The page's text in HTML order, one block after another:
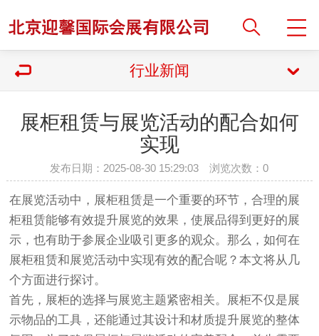
行业新闻
展柜租赁与展览活动的配合如何
实现
发布日期：2025-08-30 15:29:03 浏览次数：0
在展览活动中，展柜租赁是一个重要的环节，合理的展
柜租赁能够有效提升展览的效果，使展品得到更好的展
示，也有助于参展企业吸引更多的观众。那么，如何在
展柜租赁和展览活动中实现有效的配合呢？本文将从几
个方面进行探讨。
首先，展柜的选择与展览主题紧密相关。展柜不仅是展
示物品的工具，还能通过其设计和材质提升展览的整体